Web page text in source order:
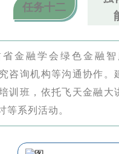
任务十二
金融学会绿色金融
咨询机构等沟通协作
训班，依托飞天金融
等系列活动。